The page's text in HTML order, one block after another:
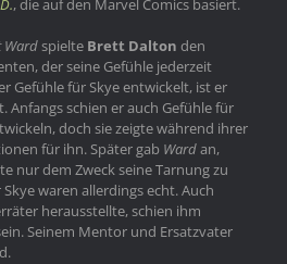
, die auf den Marvel Comics basiert.
Wardspielte Brett Dalton den
der seine Gefühle jederzeit
Gefühle für Skye entwickelt, ist er
schien er auch Gefühle für
doch sie zeigte während ihrer
für ihn. Später gab Wardan,
nur dem Zweck seine Tarnung zu
waren allerdings echt. Auch
herausstellte, schien ihm
Seinem Mentor und Ersatzvater